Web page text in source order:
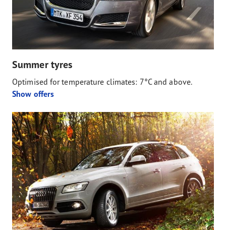
Summer tyres
Optimised for temperature climates: 7°C and above.
Show offers